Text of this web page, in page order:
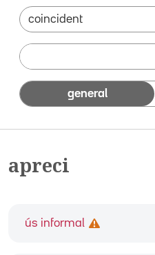
general
apreci
ús informal